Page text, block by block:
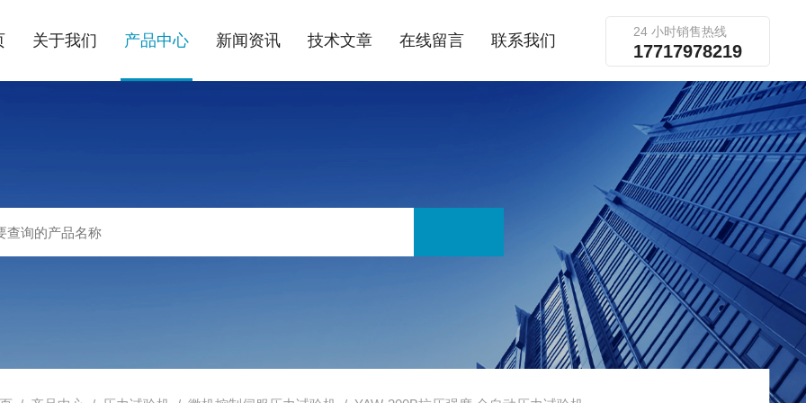
24 小时销售热线
17717978219
关于我们 产品中心 新闻资讯 技术文章 在线留言 联系我们